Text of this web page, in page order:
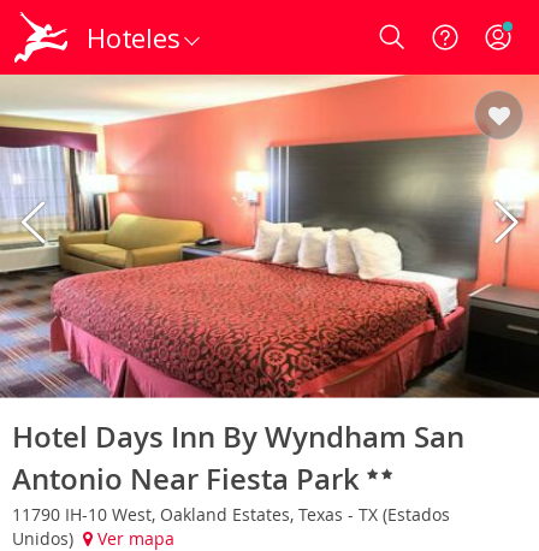
Hoteles Login
Hotel Days Inn By Wyndham San
Antonio Near Fiesta Park
11790 IH-10 West, Oakland Estates, Texas - TX (Estados
Unidos)
Ver mapa